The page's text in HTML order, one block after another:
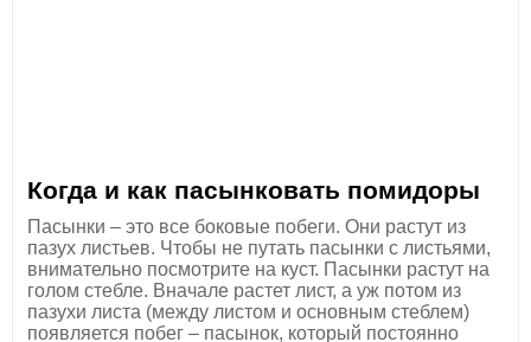
Когда и как пасынковать помидоры
Пасынки – это все боковые побеги. Они растут из
пазух листьев. Чтобы не путать пасынки с листьями,
внимательно посмотрите на куст. Пасынки растут на
голом стебле. Вначале растет лист, а уж потом из
пазухи листа (между листом и основным стеблем)
появляется побег – пасынок, который постоянно